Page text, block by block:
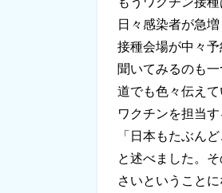
日々感染者が急
接種会場が中々
聞いてみるのも
道でも色々伝え
ワクチンを担当
「日本もたぶん
と述べました。
さいということ